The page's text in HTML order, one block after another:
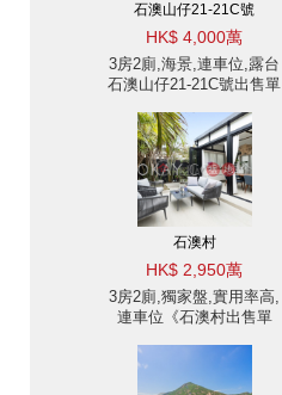
石澳山仔21-21C號
HK$ 4,000萬
3房2廁,海景,連車位,露台
石澳山仔21-21C號出售單
石澳村
HK$ 2,950萬
3房2廁,獨家盤,實用率高,
連車位《石澳村出售單